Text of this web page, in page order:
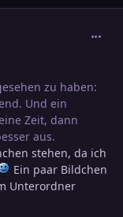
zu haben:
Und ein
Zeit, dann
aus.
stehen, da ich
Ein paar Bildchen
Unterordner